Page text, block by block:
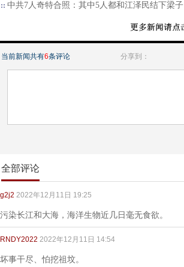
中共7人奇特合照：其中5人都和江泽民结下梁子
当前新闻共有6条评论 分享到：
全部评论
g2j2 2022年12月11日 19:25
污染长江和大海，海洋生物近几日毫无食欲。
RNDY2022 2022年12月11日 14:54
坏事干尽、怕挖祖坟。